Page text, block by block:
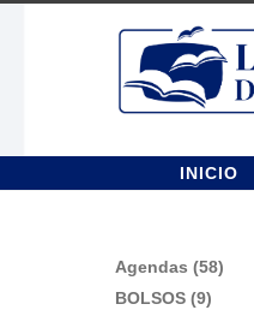
Ir
la
navegación
Ir
contenido
INICIO
Agendas (58)
BOLSOS (9)